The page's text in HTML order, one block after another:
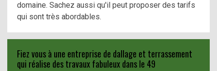
domaine. Sachez aussi qu'il peut proposer des tarifs
qui sont très abordables.
Fiez vous à une entreprise de dallage et terrassement
qui réalise des travaux fabuleux dans le 49